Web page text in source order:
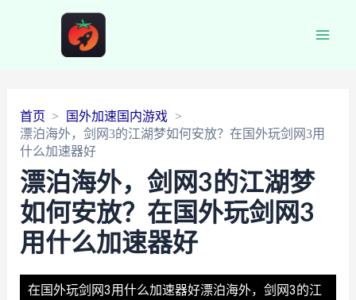
首页
国外加速国内游戏
漂泊海外，剑网3的江湖梦如何安放？在国外玩剑网3用
什么加速器好
漂泊海外，剑网3的江湖梦
如何安放？在国外玩剑网3
用什么加速器好
在国外玩剑网3用什么加速器好漂泊海外，剑网3的江